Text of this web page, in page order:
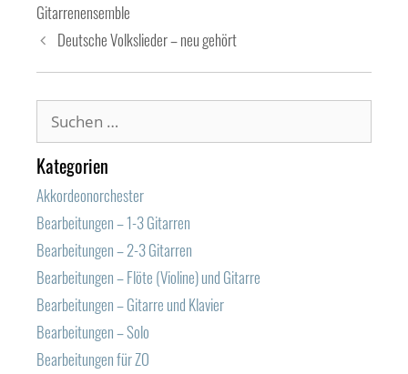
Gitarrenensemble
Deutsche Volkslieder – neu gehört
Suchen
nach:
Kategorien
Akkordeonorchester
Bearbeitungen – 1-3 Gitarren
Bearbeitungen – 2-3 Gitarren
Bearbeitungen – Flöte (Violine) und Gitarre
Bearbeitungen – Gitarre und Klavier
Bearbeitungen – Solo
Bearbeitungen für ZO